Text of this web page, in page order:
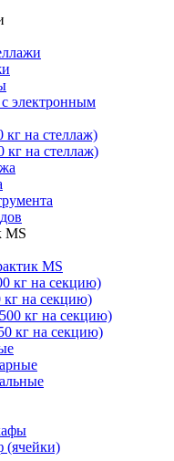
электронным
на стеллаж)
кг на стеллаж)
MS
MS
кг на секцию)
кг на секцию)
кг на секцию)
кг на секцию)
(ячейки)